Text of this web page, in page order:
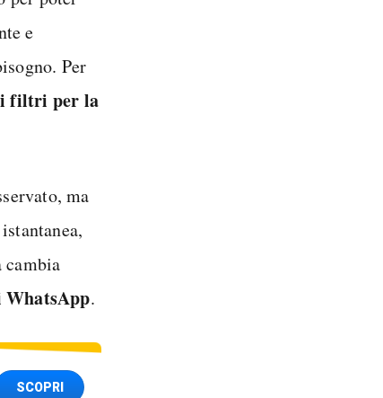
e
Per
filtri per la
ma
cambia
WhatsApp.
SCOPRI